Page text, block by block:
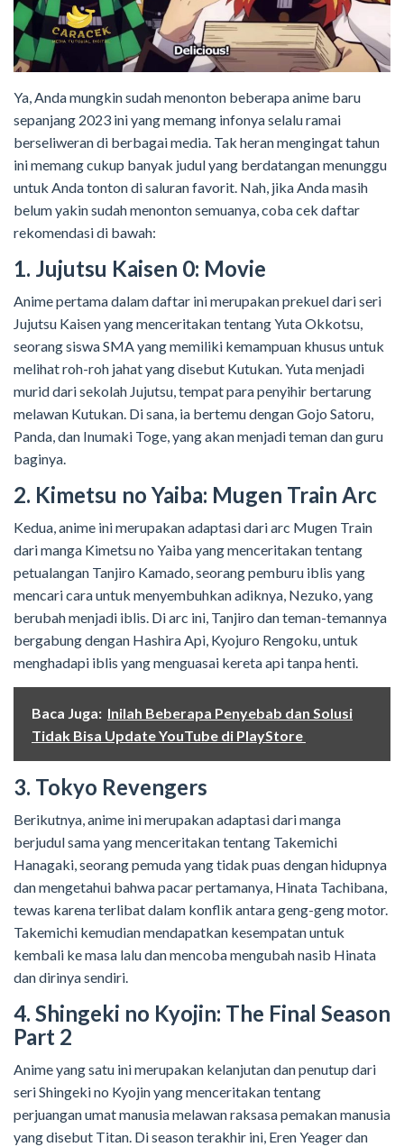
Ya, Anda mungkin sudah menonton beberapa anime baru
sepanjang 2023 ini yang memang infonya selalu ramai
berseliweran di berbagai media. Tak heran mengingat tahun
ini memang cukup banyak judul yang berdatangan menunggu
untuk Anda tonton di saluran favorit. Nah, jika Anda masih
belum yakin sudah menonton semuanya, coba cek daftar
rekomendasi di bawah:
1. Jujutsu Kaisen 0: Movie
Anime pertama dalam daftar ini merupakan prekuel dari seri
Jujutsu Kaisen yang menceritakan tentang Yuta Okkotsu,
seorang siswa SMA yang memiliki kemampuan khusus untuk
melihat roh-roh jahat yang disebut Kutukan. Yuta menjadi
murid dari sekolah Jujutsu, tempat para penyihir bertarung
melawan Kutukan. Di sana, ia bertemu dengan Gojo Satoru,
Panda, dan Inumaki Toge, yang akan menjadi teman dan guru
baginya.
2. Kimetsu no Yaiba: Mugen Train Arc
Kedua, anime ini merupakan adaptasi dari arc Mugen Train
dari manga Kimetsu no Yaiba yang menceritakan tentang
petualangan Tanjiro Kamado, seorang pemburu iblis yang
mencari cara untuk menyembuhkan adiknya, Nezuko, yang
berubah menjadi iblis. Di arc ini, Tanjiro dan teman-temannya
bergabung dengan Hashira Api, Kyojuro Rengoku, untuk
menghadapi iblis yang menguasai kereta api tanpa henti.
Baca Juga: Inilah Beberapa Penyebab dan Solusi
Tidak Bisa Update YouTube di PlayStore
3. Tokyo Revengers
Berikutnya, anime ini merupakan adaptasi dari manga
berjudul sama yang menceritakan tentang Takemichi
Hanagaki, seorang pemuda yang tidak puas dengan hidupnya
dan mengetahui bahwa pacar pertamanya, Hinata Tachibana,
tewas karena terlibat dalam konflik antara geng-geng motor.
Takemichi kemudian mendapatkan kesempatan untuk
kembali ke masa lalu dan mencoba mengubah nasib Hinata
dan dirinya sendiri.
4. Shingeki no Kyojin: The Final Season
Part 2
Anime yang satu ini merupakan kelanjutan dan penutup dari
seri Shingeki no Kyojin yang menceritakan tentang
perjuangan umat manusia melawan raksasa pemakan manusia
yang disebut Titan. Di season terakhir ini, Eren Yeager dan